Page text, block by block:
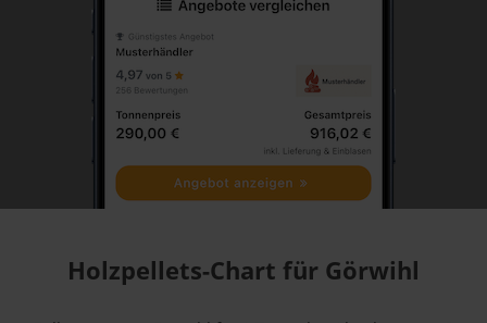
Holzpellets-Chart für Görwihl